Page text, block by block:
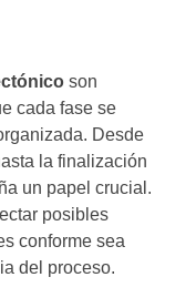
son
cada fase se
Desde
la finalización
un papel crucial.
posibles
conforme sea
del proceso.